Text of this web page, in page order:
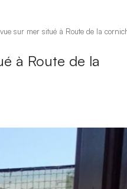
sur mer situé à Route de la
à Route de la